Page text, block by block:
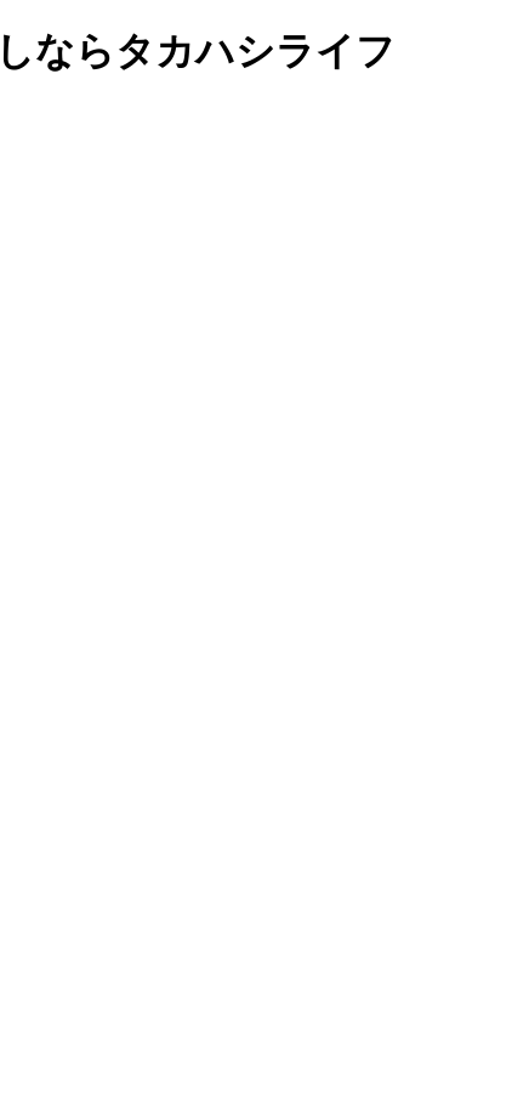
ならタカハシライフ